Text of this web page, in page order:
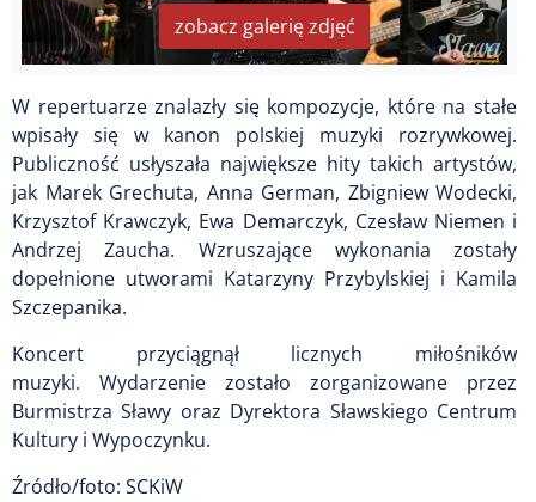
zobacz galerię zdjęć
W repertuarze znalazły się kompozycje, które na stałe
wpisały się w kanon polskiej muzyki rozrywkowej.
Publiczność usłyszała największe hity takich artystów,
jak Marek Grechuta, Anna German, Zbigniew Wodecki,
Krzysztof Krawczyk, Ewa Demarczyk, Czesław Niemen i
Andrzej Zaucha. Wzruszające wykonania zostały
dopełnione utworami Katarzyny Przybylskiej i Kamila
Szczepanika.
Koncert przyciągnął licznych miłośników
muzyki. Wydarzenie zostało zorganizowane przez
Burmistrza Sławy oraz Dyrektora Sławskiego Centrum
Kultury i Wypoczynku.
Źródło/foto: SCKiW